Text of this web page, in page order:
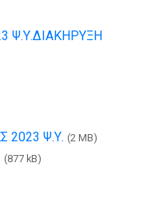
Ψ.Υ.ΔΙΑΚΗΡΥΞΗ
2023 Ψ.Υ. (2 MB)
(877 kB)